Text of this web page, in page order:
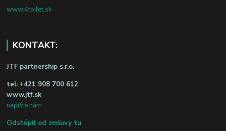
www.4toilet.sk
KONTAKT:
JTF partnership s.r.o.
tel: +421 908 700 612
www.jtf.sk
napíšte nám
Odstúpiť od zmluvy tu